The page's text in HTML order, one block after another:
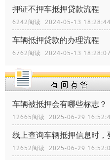
押证不押车抵押贷款流程
6242阅读 2024-05-13 18:28:44
车辆抵押贷款的办理流程
6762阅读 2024-05-13 18:28:07
车辆被抵押会有哪些标志？
12665阅读 2025-06-29
线上查询车辆抵押信息时，
12652阅读 2025-06-29